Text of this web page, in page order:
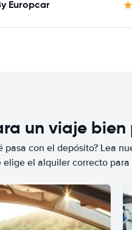
Europcar
un viaje
pasa con el depósito? Lea
el alquiler correcto para